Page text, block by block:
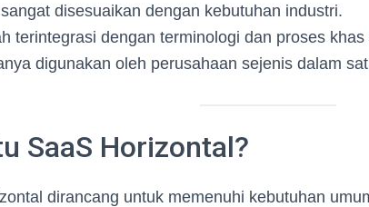
disesuaikan dengan kebutuhan industri.
terintegrasi dengan terminologi dan proses
digunakan oleh perusahaan sejenis dalam
SaaS Horizontal?
dirancang untuk memenuhi kebutuhan